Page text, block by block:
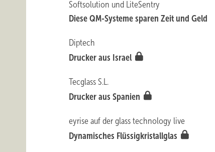
Softsolution und LiteSentry
Diese QM-Systeme sparen Zeit und Geld
Diptech
Drucker aus Israel
Tecglass S.L.
Drucker aus Spanien
eyrise auf der glass technology live
Dynamisches Flüssigkristallglas